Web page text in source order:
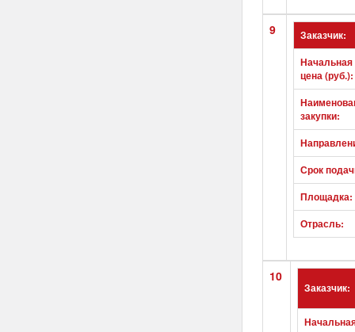
9
Заказчик:
цена (руб.):
закупки:
Срок
Площадка:
Отрасль:
10
Заказчик: